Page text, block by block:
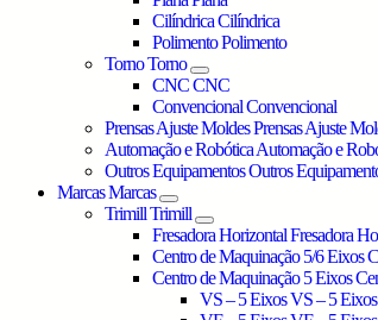
CilíndricaCilíndrica
PolimentoPolimento
TornoTorno
CNCCNC
ConvencionalConvencional
Prensas Ajuste MoldesPrensas Ajuste
Automação e RobóticaAutomação e
Outros EquipamentosOutros
MarcasMarcas
TrimillTrimill
Fresadora HorizontalFresadora
Centro de Maquinação 5/6 Eixos
Centro de Maquinação 5 Eixos
VS – 5 EixosVS – 5 Eixos